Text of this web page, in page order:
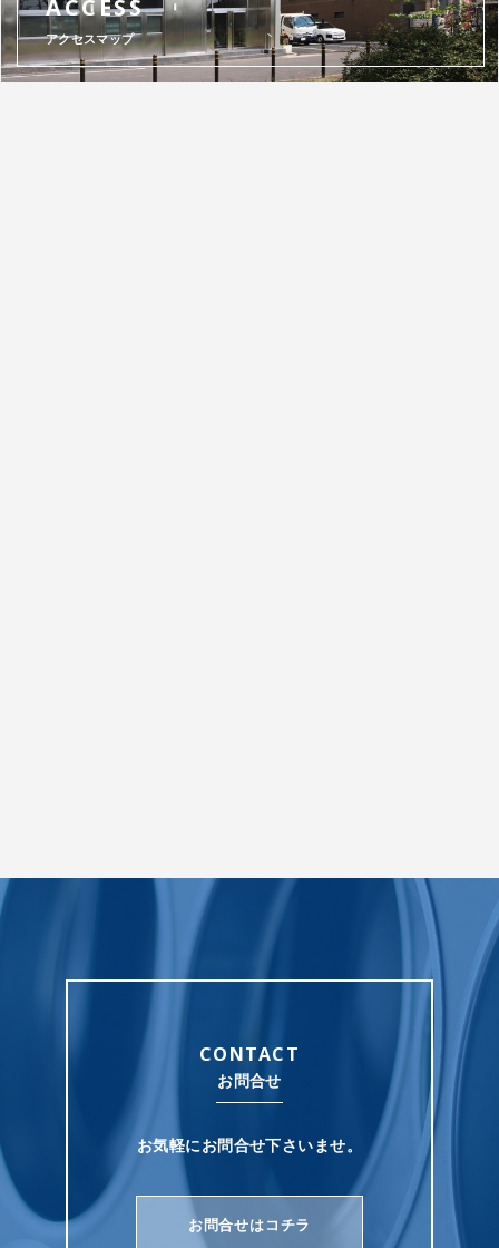
ACCESS
アクセスマップ
CONTACT
お問合せ
お気軽にお問合せ下さいませ。
お問合せはコチラ